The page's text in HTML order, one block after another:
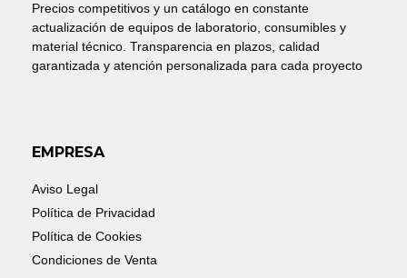
Precios competitivos y un catálogo en constante
actualización de equipos de laboratorio, consumibles y
material técnico. Transparencia en plazos, calidad
garantizada y atención personalizada para cada proyecto
EMPRESA
Aviso Legal
Política de Privacidad
Política de Cookies
Condiciones de Venta